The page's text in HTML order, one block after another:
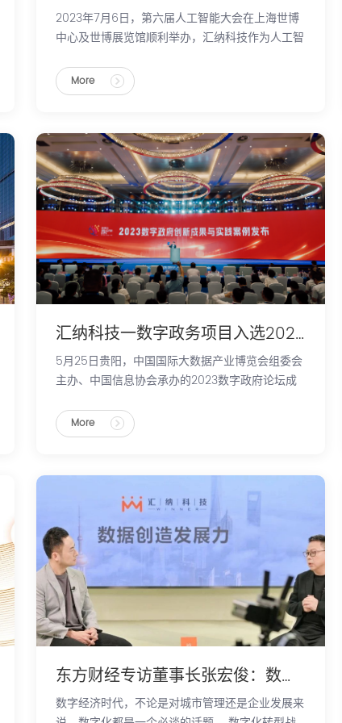
2023年7月6日，第六届人工智能大会在上海世博
中心及世博展览馆顺利举办，汇纳科技作为人工智
底座”为基础，受邀参与本次大会。
More
汇纳科技一数字政务项目入选2023 数字政府创新成果与实践案例
5月25日贵阳，中国国际大数据产业博览会组委会
主办、中国信息协会承办的2023数字政府论坛成
发展为指引，聚焦数字中国、网络强国、数字政府
建设一系列重大部署、重大举措和重要成果。论坛
布，汇纳科技「12345城市运行市民感知平台」成
More
东方财经专访董事长张宏俊：数据赋能 洞见未来
数字经济时代，不论是对城市管理还是企业发展来